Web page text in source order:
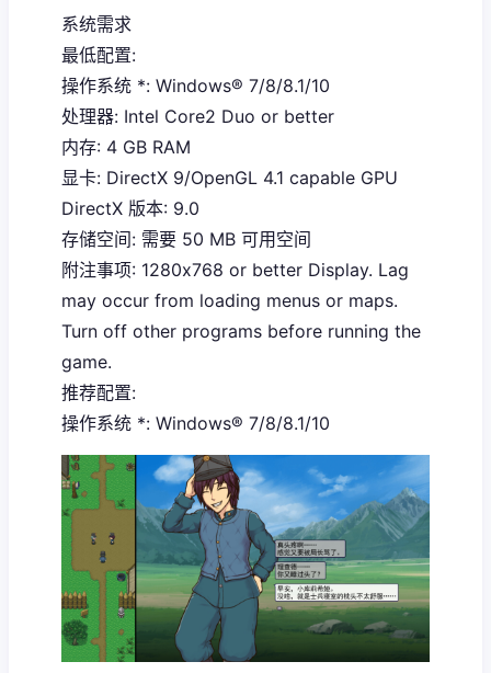
系统需求
最低配置:
操作系统 *: Windows® 7/8/8.1/10
处理器: Intel Core2 Duo or better
内存: 4 GB RAM
显卡: DirectX 9/OpenGL 4.1 capable GPU
DirectX 版本: 9.0
存储空间: 需要 50 MB 可用空间
附注事项: 1280x768 or better Display. Lag
may occur from loading menus or maps.
Turn off other programs before running the
game.
推荐配置:
操作系统 *: Windows® 7/8/8.1/10